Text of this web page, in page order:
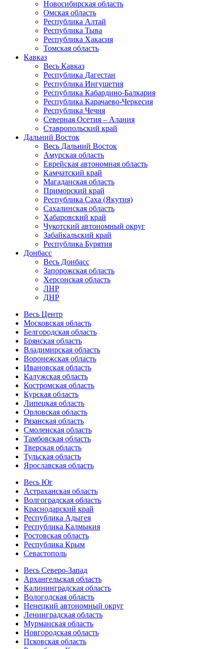
Новосибирская область
Омская область
Республика Алтай
Республика Тыва
Республика Хакасия
Томская область
Кавказ
Весь Кавказ
Республика Дагестан
Республика Ингушетия
Республика Кабардино-Балкария
Республика Карачаево-Черкесия
Республика Чечня
Северная Осетия – Алания
Ставропольский край
Дальний Восток
Весь Дальний Восток
Амурская область
Еврейская автономная область
Камчатский край
Магаданская область
Приморский край
Республика Саха (Якутия)
Сахалинская область
Хабаровский край
Чукотский автономный округ
Забайкальский край
Республика Бурятия
Донбасс
Весь Донбасс
Запорожская область
Херсонская область
ЛНР
ДНР
Весь Центр
Московская область
Белгородская область
Брянская область
Владимирская область
Воронежская область
Ивановская область
Калужская область
Костромская область
Курская область
Липецкая область
Орловская область
Рязанская область
Смоленская область
Тамбовская область
Тверская область
Тульская область
Ярославская область
Весь Юг
Астраханская область
Волгоградская область
Краснодарский край
Республика Адыгея
Республика Калмыкия
Ростовская область
Республика Крым
Севастополь
Весь Северо-Запад
Архангельская область
Калининградская область
Вологодская область
Ненецкий автономный округ
Ленинградская область
Мурманская область
Новгородская область
Псковская область